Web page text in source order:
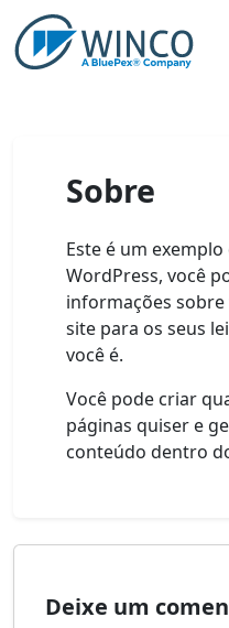
Pular
para
Sobre
Este é um
WordPress, você
informações sobre
site para os seus
você é.
Você pode criar
páginas quiser e
conteúdo dentro
Deixe um